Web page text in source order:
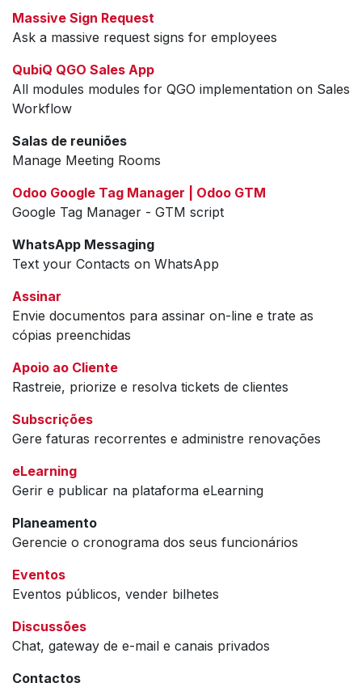
Massive Sign Request
Ask a massive request signs for employees
QubiQ QGO Sales App
All modules modules for QGO implementation on Sales
Workflow
Salas de reuniões
Manage Meeting Rooms
Odoo Google Tag Manager | Odoo GTM
Google Tag Manager - GTM script
WhatsApp Messaging
Text your Contacts on WhatsApp
Assinar
Envie documentos para assinar on-line e trate as
cópias preenchidas
Apoio ao Cliente
Rastreie, priorize e resolva tickets de clientes
Subscrições
Gere faturas recorrentes e administre renovações
eLearning
Gerir e publicar na plataforma eLearning
Planeamento
Gerencie o cronograma dos seus funcionários
Eventos
Eventos públicos, vender bilhetes
Discussões
Chat, gateway de e-mail e canais privados
Contactos